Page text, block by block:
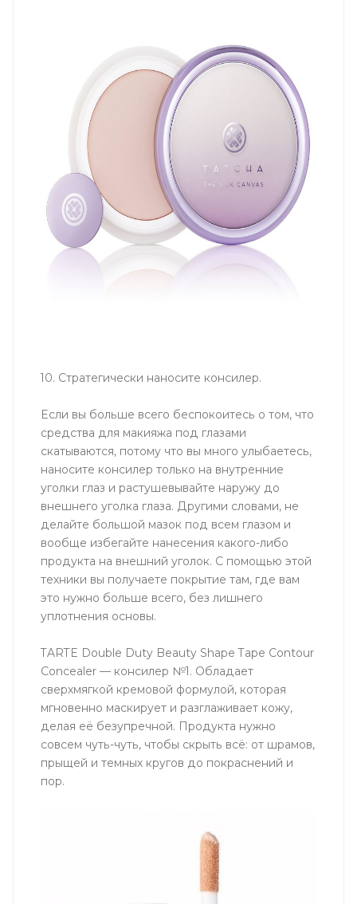
10. Стратегически наносите консилер.
Если вы больше всего беспокоитесь о том, что
средства для макияжа под глазами
скатываются, потому что вы много улыбаетесь,
наносите консилер только на внутренние
уголки глаз и растушевывайте наружу до
внешнего уголка глаза. Другими словами, не
делайте большой мазок под всем глазом и
вообще избегайте нанесения какого-либо
продукта на внешний уголок. С помощью этой
техники вы получаете покрытие там, где вам
это нужно больше всего, без лишнего
уплотнения основы.
TARTE Double Duty Beauty Shape Tape Contour
Concealer — консилер №1. Обладает
сверхмягкой кремовой формулой, которая
мгновенно маскирует и разглаживает кожу,
делая её безупречной. Продукта нужно
совсем чуть-чуть, чтобы скрыть всё: от шрамов,
прыщей и темных кругов до покраснений и
пор.